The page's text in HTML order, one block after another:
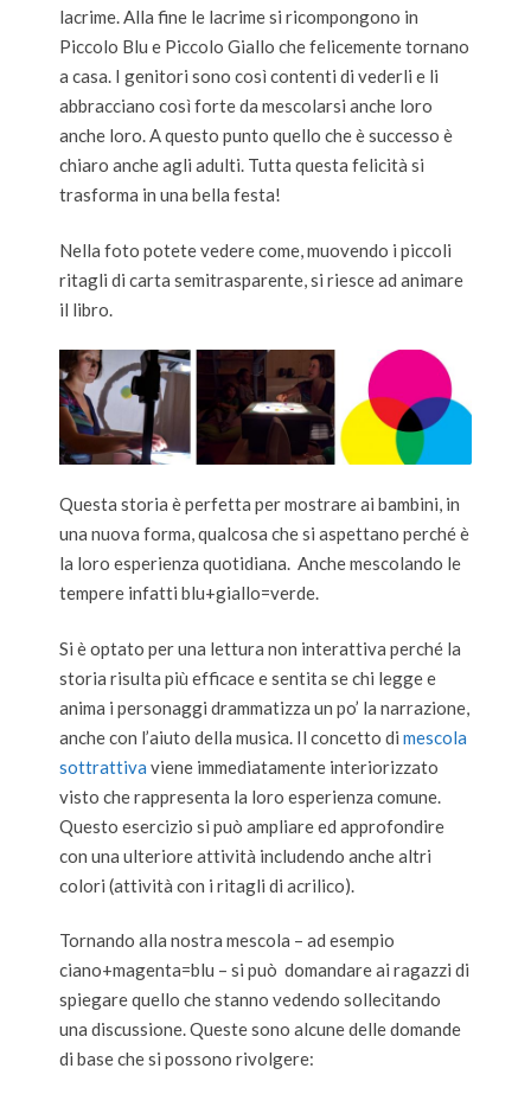
lacrime. Alla fine le lacrime si ricompongono in
Piccolo Blu e Piccolo Giallo che felicemente tornano
a casa. I genitori sono così contenti di vederli e li
abbracciano così forte da mescolarsi anche loro
anche loro. A questo punto quello che è successo è
chiaro anche agli adulti. Tutta questa felicità si
trasforma in una bella festa!
Nella foto potete vedere come, muovendo i piccoli
ritagli di carta semitrasparente, si riesce ad animare
il libro.
Questa storia è perfetta per mostrare ai bambini, in
una nuova forma, qualcosa che si aspettano perché è
la loro esperienza quotidiana. Anche mescolando le
tempere infatti blu+giallo=verde.
Si è optato per una lettura non interattiva perché la
storia risulta più efficace e sentita se chi legge e
anima i personaggi drammatizza un po’ la narrazione,
anche con l’aiuto della musica. Il concetto di mescola
sottrattiva viene immediatamente interiorizzato
visto che rappresenta la loro esperienza comune.
Questo esercizio si può ampliare ed approfondire
con una ulteriore attività includendo anche altri
colori (attività con i ritagli di acrilico).
Tornando alla nostra mescola – ad esempio
ciano+magenta=blu – si può domandare ai ragazzi di
spiegare quello che stanno vedendo sollecitando
una discussione. Queste sono alcune delle domande
di base che si possono rivolgere: